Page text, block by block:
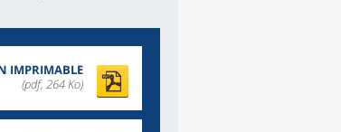
IMPRIMABLE
(pdf, 264 Ko)